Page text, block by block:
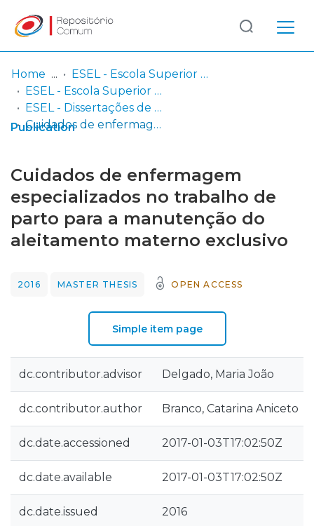
Communities
& Collections
Statistics
Log
In
(current)
Home
ESEL - Escola Superior de Enfermagem de Lisboa
ESEL - Escola Superior de Enfermagem de Lisboa
ESEL - Dissertações de Mestrado
Cuidados de enfermagem especializados no trabalho de parto para a manutenção do aleitamento materno exclusivo
Publication
Cuidados de enfermagem
especializados no trabalho de
parto para a manutenção do
aleitamento materno exclusivo
2016 MASTER THESIS OPEN ACCESS
Simple item page
dc.contributor.advisor Delgado, Maria João
dc.contributor.author Branco, Catarina Aniceto
dc.date.accessioned 2017-01-03T17:02:50Z
dc.date.available 2017-01-03T17:02:50Z
dc.date.issued 2016